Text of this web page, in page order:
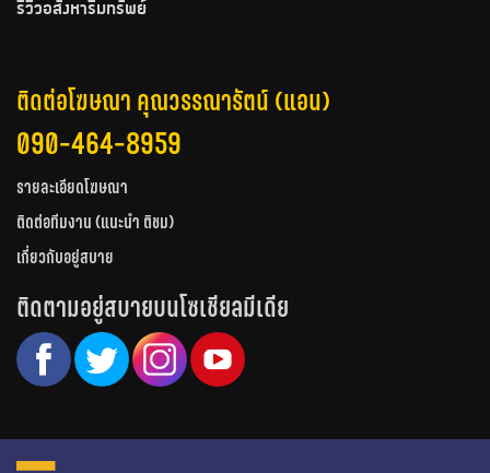
รีวิวอสังหาริมทรัพย์
ติดต่อโฆษณา คุณวรรณารัตน์ (แอน)
090-464-8959
รายละเอียดโฆษณา
ติดต่อทีมงาน (แนะนำ ติชม)
เกี่ยวกับอยู่สบาย
ติดตามอยู่สบายบนโซเชียลมีเดีย